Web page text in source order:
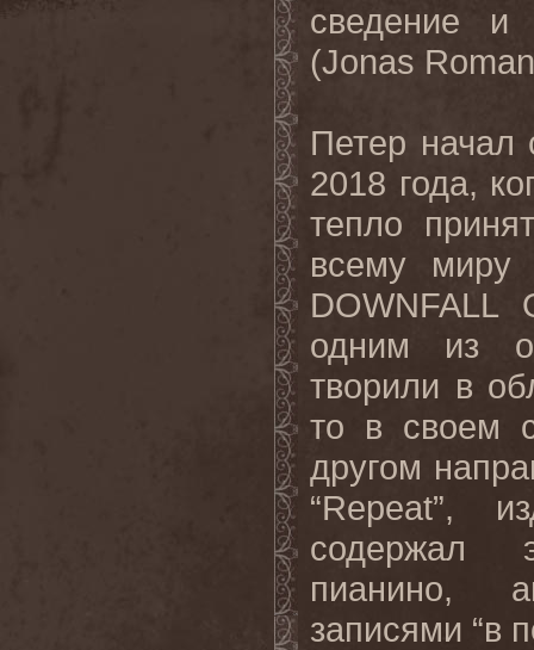
сведение и
(Jonas
Петер начал
2018 года,
тепло
всему
одним из
творили в
то в своем
другом
“Repeat”,
содержал
пианино,
записями “в